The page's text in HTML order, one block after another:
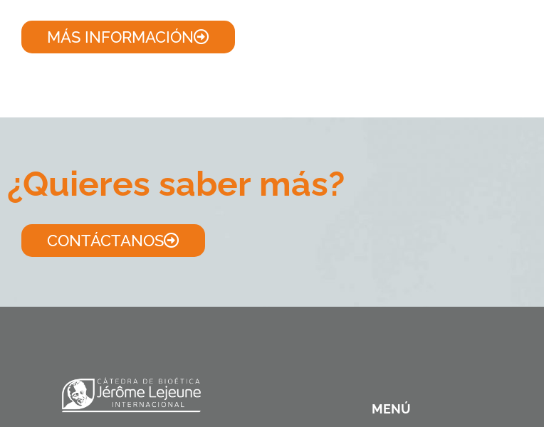
MÁS INFORMACIÓN
¿Quieres saber más?
CONTÁCTANOS
MENÚ